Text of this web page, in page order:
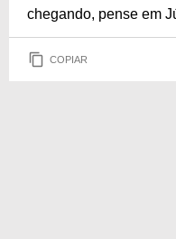
chegando, pense em
COPIAR